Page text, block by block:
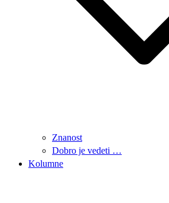
Znanost
Dobro je vedeti …
Kolumne